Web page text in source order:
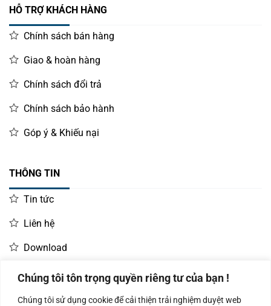
Chúng tôi tôn trọng quyền riêng tư của bạn !
Chúng tôi sử dụng cookie để cải thiện trải nghiệm duyệt web
HỖ TRỢ KHÁCH HÀNG
Chính sách bán hàng
Giao & hoàn hàng
Chính sách đổi trả
Chính sách bảo hành
Góp ý & Khiếu nại
THÔNG TIN
Tin tức
Liên hệ
Download
LIÊN HỆ MUA HÀNG